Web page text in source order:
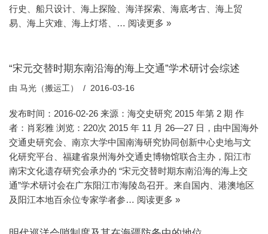
行史、船只设计、海上探险、海洋探索、海底考古、海上贸
易、海上灾难、海上灯塔、… 阅读更多 »
“宋元交替时期东南沿海的海上交通”学术研讨会综述
由 马光（搬运工） 2016-03-16
发布时间：2016-02-26 来源：海交史研究 2015 年第 2 期 作
者：肖彩雅 浏览：220次 2015 年 11 月 26—27 日，由中国海外
交通史研究会、南京大学中国南海研究协同创新中心史地与文
化研究平台、福建省泉州海外交通史博物馆联合主办，阳江市
南宋文化遗存研究会承办的 “宋元交替时期东南沿海的海上交
通”学术研讨会在广东阳江市海陵岛召开。来自国内、港澳地区
及阳江本地百余位专家学者参… 阅读更多 »